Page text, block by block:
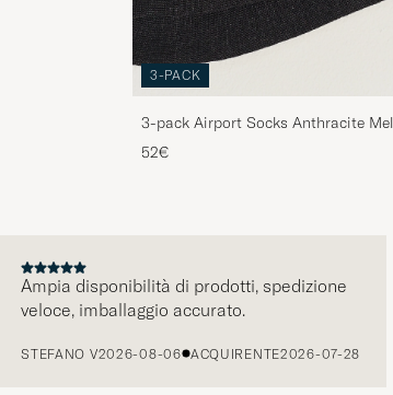
3-PACK
3-pack Airport Socks Anthracite
52€
PRECEDENTE
Ampia disponibilità di prodotti, spedizione
veloce, imballaggio accurato.
STEFANO V2026-08-06 ACQUIRENTE2026-07-28